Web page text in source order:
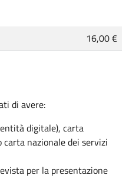
16,00 €
di avere:
digitale), carta
carta nazionale dei servizi
per la presentazione